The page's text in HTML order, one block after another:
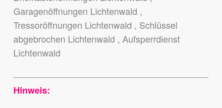
Garagenöffnungen Lichtenwald ,
Tressoröffnungen Lichtenwald , Schlüssel
abgebrochen Lichtenwald , Aufsperrdienst
Lichtenwald
Hinweis: